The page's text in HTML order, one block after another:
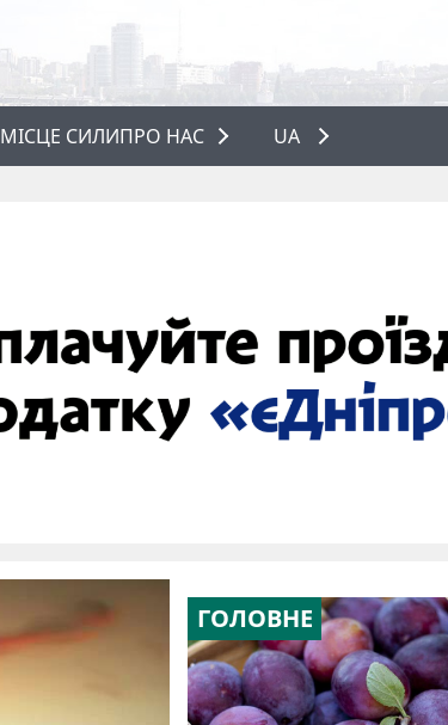
МІСЦЕ СИЛИПРО НАС
UA
ГОЛОВНЕ